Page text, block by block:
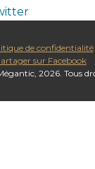
2026. Tous
de confidentialité
sur Facebook